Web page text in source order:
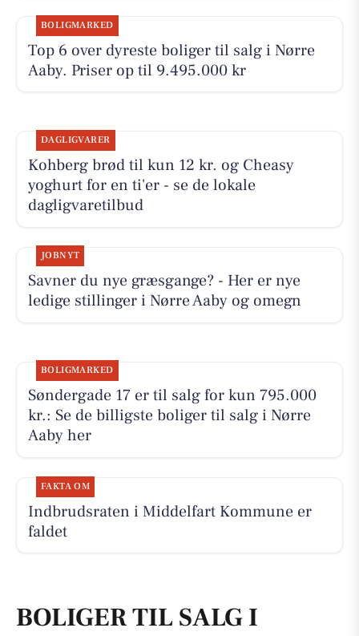
BOLIGMARKED
Top 6 over dyreste boliger til salg i Nørre
Aaby. Priser op til 9.495.000 kr
DAGLIGVARER
Kohberg brød til kun 12 kr. og Cheasy
yoghurt for en ti'er - se de lokale
dagligvaretilbud
JOBNYT
Savner du nye græsgange? - Her er nye
ledige stillinger i Nørre Aaby og omegn
BOLIGMARKED
Søndergade 17 er til salg for kun 795.000
kr.: Se de billigste boliger til salg i Nørre
Aaby her
FAKTA OM
Indbrudsraten i Middelfart Kommune er
faldet
BOLIGER TIL SALG I